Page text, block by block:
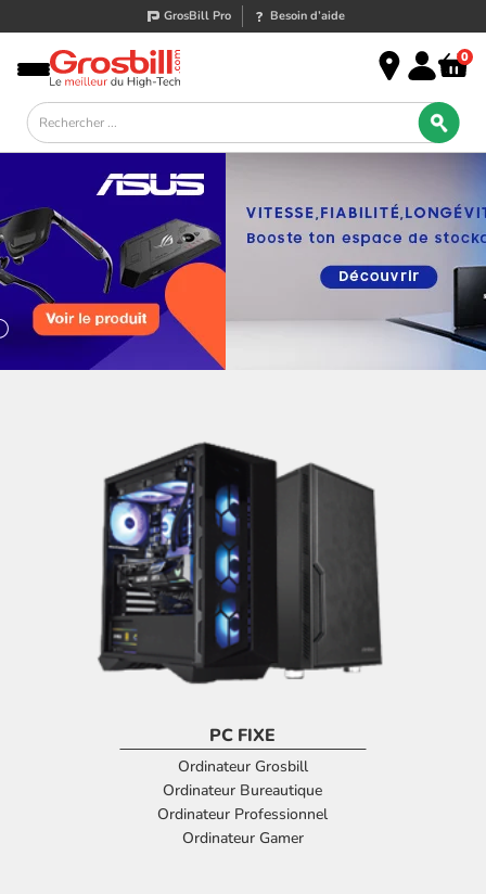
GrosBill Pro Besoin d’aide
0
PC FIXE
Ordinateur Grosbill
Ordinateur Bureautique
Ordinateur Professionnel
Ordinateur Gamer